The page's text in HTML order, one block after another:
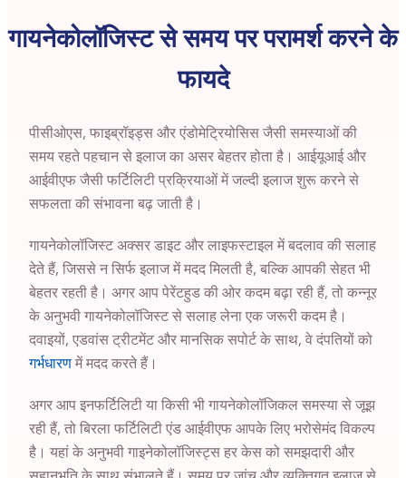
गायनेकोलॉजिस्ट से समय पर परामर्श करने के
फायदे
पीसीओएस, फाइब्रॉइड्स और एंडोमेट्रियोसिस जैसी समस्याओं की
समय रहते पहचान से इलाज का असर बेहतर होता है। आईयूआई और
आईवीएफ जैसी फर्टिलिटी प्रक्रियाओं में जल्दी इलाज शुरू करने से
सफलता की संभावना बढ़ जाती है।
गायनेकोलॉजिस्ट अक्सर डाइट और लाइफस्टाइल में बदलाव की सलाह
देते हैं, जिससे न सिर्फ इलाज में मदद मिलती है, बल्कि आपकी सेहत भी
बेहतर रहती है। अगर आप पेरेंटहुड की ओर कदम बढ़ा रही हैं, तो कन्नूर
के अनुभवी गायनेकोलॉजिस्ट से सलाह लेना एक जरूरी कदम है।
दवाइयों, एडवांस ट्रीटमेंट और मानसिक सपोर्ट के साथ, वे दंपतियों को
गर्भधारणमें मदद करते हैं।
अगर आप इनफर्टिलिटी या किसी भी गायनेकोलॉजिकल समस्या से जूझ
रही हैं, तो बिरला फर्टिलिटी एंड आईवीएफ आपके लिए भरोसेमंद विकल्प
है। यहां के अनुभवी गाइनेकोलॉजिस्ट्स हर केस को समझदारी और